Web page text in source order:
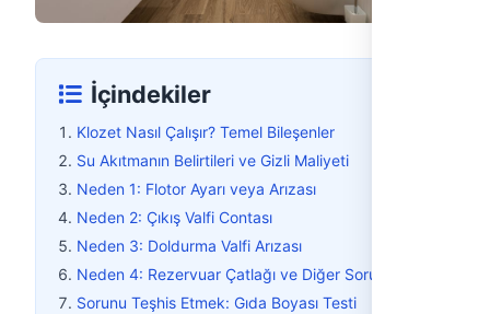
İçindekiler
Klozet Nasıl Çalışır? Temel Bileşenler
Su Akıtmanın Belirtileri ve Gizli Maliyeti
Neden 1: Flotor Ayarı veya Arızası
Neden 2: Çıkış Valfi Contası
Neden 3: Doldurma Valfi Arızası
Neden 4: Rezervuar Çatlağı ve Diğer Sorunlar
Sorunu Teşhis Etmek: Gıda Boyası Testi